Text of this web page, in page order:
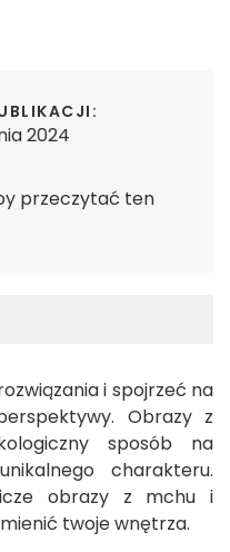
2024
przeczytać ten
i spojrzeć na
Obrazy z
sposób na
charakteru.
obrazy z mchu i
twoje wnętrza.